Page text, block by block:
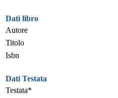
Dati libro
Autore
Titolo
Isbn
Dati Testata
Testata*